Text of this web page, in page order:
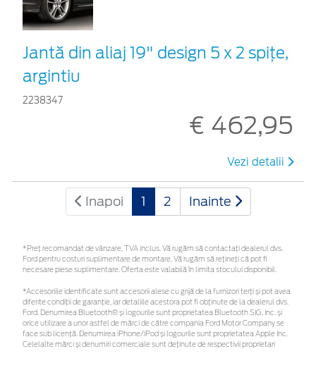
Jantă din aliaj 19" design 5 x 2 spiţe,
argintiu
2238347
€ 462,95
Vezi detalii
Inapoi 1 2 Inainte
*Preţ recomandat de vânzare, TVA inclus. Vă rugăm să contactaţi dealerul dvs.
Ford pentru costuri suplimentare de montare. Vă rugăm să rețineți că pot fi
necesare piese suplimentare. Oferta este valabilă în limita stocului disponibil.
*Accesoriile identificate sunt accesorii alese cu grijă de la furnizori terți și pot avea
diferite condiții de garanție, iar detaliile acestora pot fi obținute de la dealerul dvs.
Ford. Denumirea Bluetooth® și logourile sunt proprietatea Bluetooth SIG, Inc. și
orice utilizare a unor astfel de mărci de către compania Ford Motor Company se
face sub licență. Denumirea iPhone/iPod și logourile sunt proprietatea Apple Inc.
Celelalte mărci și denumiri comerciale sunt deținute de respectivii proprietari